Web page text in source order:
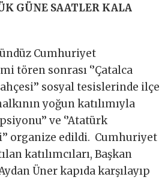
GÜNE SAATLER KALA
Cumhuriyet
tören sonrası ‘’Çatalca
sosyal tesislerinde ilçe
yoğun katılımıyla
ve ‘’Atatürk
organize edildi. Cumhuriyet
katılımcıları, Başkan
Üner kapıda karşılayıp